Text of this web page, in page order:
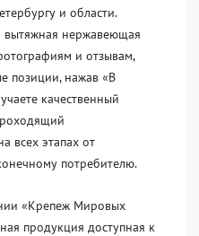
и области.
вытяжная нержавеющая
и отзывам,
позиции, нажав «В
качественный
всех этапах от
потребителю.
«Крепеж Мировых
продукция доступная к